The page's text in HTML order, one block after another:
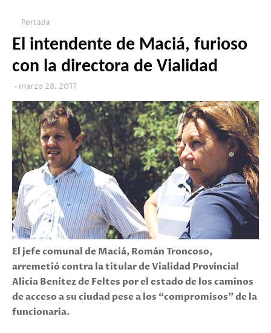
Portada
El intendente de Maciá, furioso
con la directora de Vialidad
marzo 28, 2017
El jefe comunal de Maciá, Román Troncoso,
arremetió contra la titular de Vialidad Provincial
Alicia Benítez de Feltes por el estado de los caminos
de acceso a su ciudad pese a los “compromisos” de la
funcionaria.